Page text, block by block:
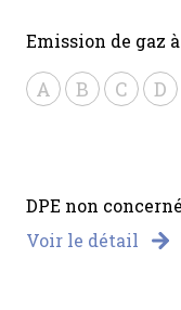
Emission de gaz
A B C D
DPE non concerné
Voir le détail